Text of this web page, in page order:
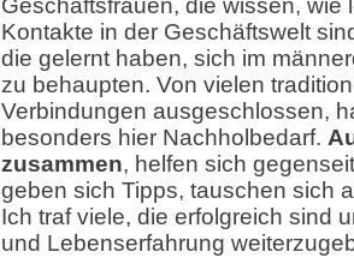
Geschäftsfrauen, die wissen, wie
Kontakte in der Geschäftswelt
die gelernt haben, sich im
zu behaupten. Von vielen
Verbindungen ausgeschlossen,
besonders hier Nachholbedarf.
zusammen, helfen sich
geben sich Tipps, tauschen sich
Ich traf viele, die erfolgreich sind
und Lebenserfahrung